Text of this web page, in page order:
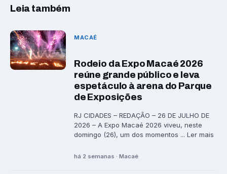
Leia também
MACAÉ
Rodeio da Expo Macaé 2026
reúne grande público e leva
espetáculo à arena do Parque
de Exposições
RJ CIDADES – REDAÇÃO – 26 DE JULHO DE
2026 – A Expo Macaé 2026 viveu, neste
domingo (26), um dos momentos ... Ler mais
há 2 semanas · Macaé